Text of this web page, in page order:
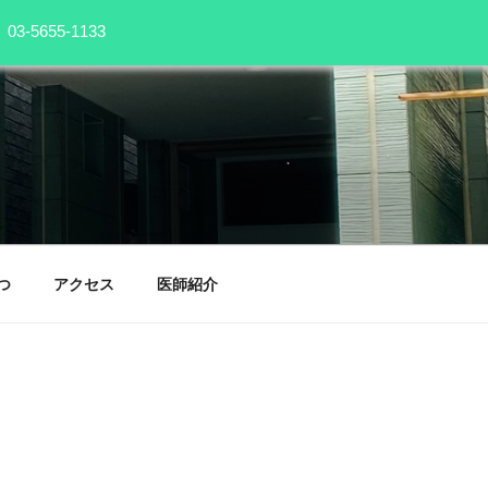
5655-1133
アクセス 医師紹介